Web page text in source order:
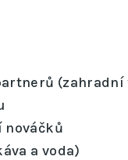
a voda)